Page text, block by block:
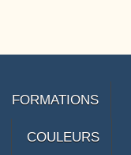
FORMATIONS
COULEURS